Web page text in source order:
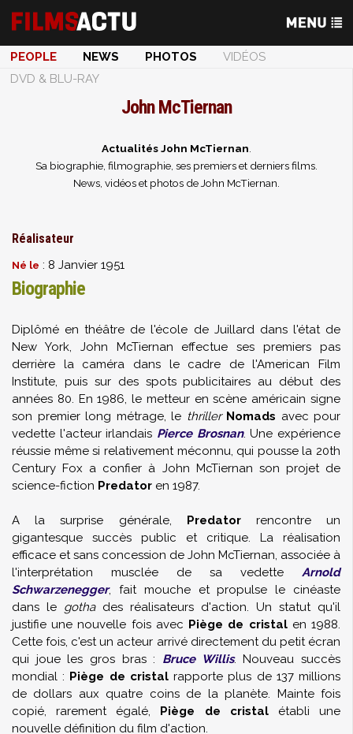
PEOPLE NEWS PHOTOS
VIDÉOS
DVD & BLU-RAY
John McTiernan
Actualités John McTiernan
Sa biographie, filmographie, ses premiers et derniers films.
News, vidéos et photos de John McTiernan.
Réalisateur
Né le : 8 Janvier 1951
Biographie
Diplômé en théâtre de l'école de Juillard dans l'état de
New York, John McTiernan effectue ses premiers pas
derrière la caméra dans le cadre de l'American Film
Institute, puis sur des spots publicitaires au début des
années 80. En 1986, le metteur en scène américain signe
son premier long métrage, le thriller Nomads avec pour
vedette l'acteur irlandais Pierce Brosnan. Une expérience
réussie même si relativement méconnu, qui pousse la 20th
Century Fox a confier à John McTiernan son projet de
science-fiction Predator en 1987.
A la surprise générale, Predatorrencontre un
gigantesque succès public et critique. La réalisation
efficace et sans concession de John McTiernan, associée à
l'interprétation musclée de sa vedette Arnold
Schwarzenegger, fait mouche et propulse le cinéaste
dans le gothades réalisateurs d'action. Un statut qu'il
justifie une nouvelle fois avec Piège de cristalen 1988.
Cette fois, c'est un acteur arrivé directement du petit écran
qui joue les gros bras : Bruce Willis. Nouveau succès
mondial : Piège de cristalrapporte plus de 137 millions
de dollars aux quatre coins de la planète. Mainte fois
copié, rarement égalé, Piège de cristalétabli une
nouvelle définition du film d'action.